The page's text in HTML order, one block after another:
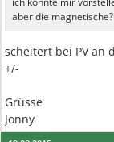
aber die magnetische?
scheitert bei PV an
+/-
Grüsse
Jonny